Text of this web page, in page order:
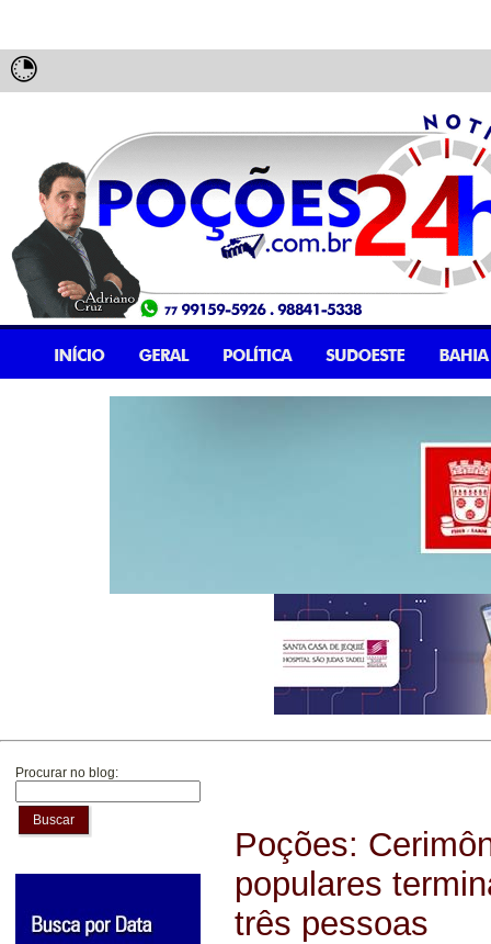
Procurar no blog:
Buscar
Poções:
populares
três pessoas